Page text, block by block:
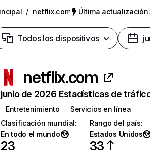
/ netflix.com Última
Todos los dispositivos
netflix.com
junio de 2026 Estadísticas de
Entretenimiento
Servicios en línea
Clasificación mundial:
En todo el mundo
23
Rango del país:
Estados Unidos
33